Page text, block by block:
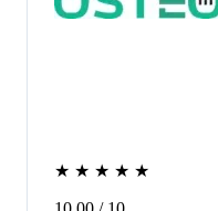
★ ★ ★ ★ ★